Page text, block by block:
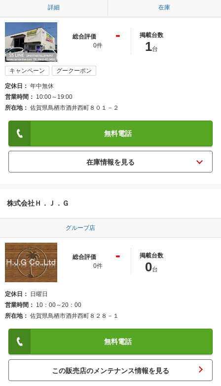
詳細 在庫
総合評価 -
0件
掲載台数
1台
キャンペーン グークーポン
定休日
年中無休
営業時間
10:00～19:00
所在地
佐賀県鳥栖市酒井西町８０１－２
無料電話
株式会社Ｈ．Ｊ．Ｇ
グループ店
総合評価 -
0件
掲載台数
0台
定休日
日曜日
営業時間
10：00～20：00
所在地
佐賀県鳥栖市酒井西町８２８－１
無料電話
この販売店のメンテナンス情報を見る